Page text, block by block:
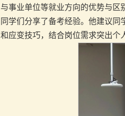
与事业单位等就业方向的优势与
同学们分享了备考经验。他建议
和应变技巧，结合岗位需求突出个